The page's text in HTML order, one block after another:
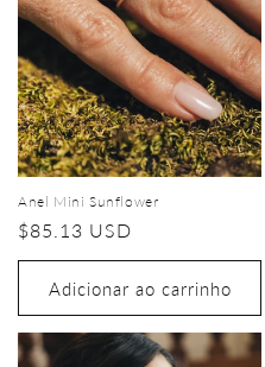
Anel Mini Sunflower
Preço
normal
$85.13 USD
Adicionar ao carrinho